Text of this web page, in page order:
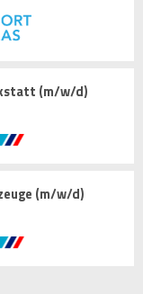
(m/w/d)
(m/w/d)